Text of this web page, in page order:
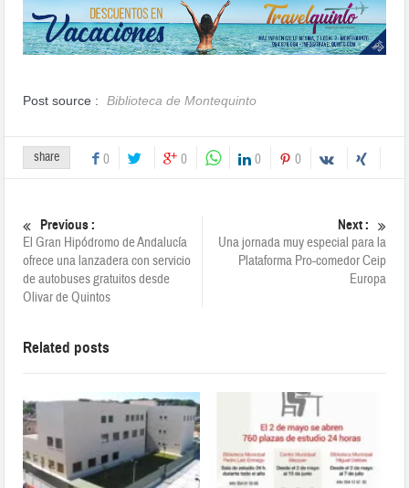
Post source : Biblioteca de Montequinto
share 0 0 0 0
Previous :
El Gran Hipódromo de Andalucía
ofrece una lanzadera con servicio
de autobuses gratuitos desde
Olivar de Quintos
Next :
Una jornada muy especial para la
Plataforma Pro-comedor Ceip
Europa
Related posts